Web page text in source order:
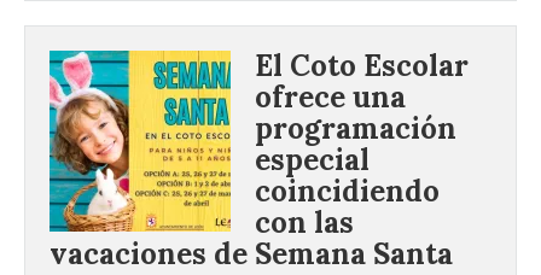
El Coto Escolar
ofrece una
programación
especial
coincidiendo
con las
vacaciones de Semana Santa